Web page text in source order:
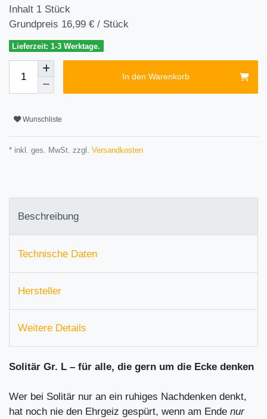
Inhalt 1 Stück
Grundpreis 16,99 € / Stück
Lieferzeit: 1-3 Werktage.
In den Warenkorb
Wunschliste
* inkl. ges. MwSt. zzgl. Versandkosten
Beschreibung
Technische Daten
Hersteller
Weitere Details
Solitär Gr. L – für alle, die gern um die Ecke denken
Wer bei Solitär nur an ein ruhiges Nachdenken denkt,
hat noch nie den Ehrgeiz gespürt, wenn am Ende nur